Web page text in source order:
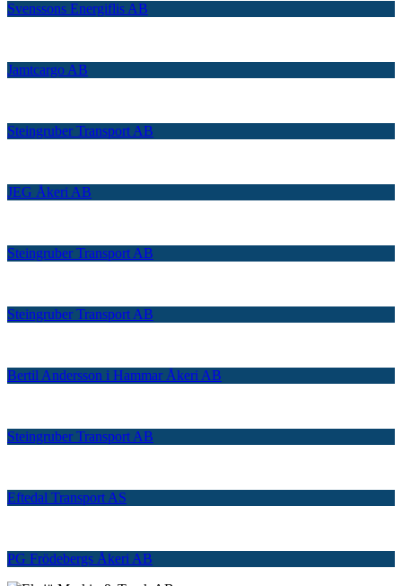
Svenssons Energiflis AB
Jamtcargo AB
Steingruber Transport AB
JEG Åkeri AB
Steingruber Transport AB
Steingruber Transport AB
Bertil Andersson i Hammar Åkeri AB
Steingruber Transport AB
Eftedal Transport AS
PG Frödebergs Åkeri AB